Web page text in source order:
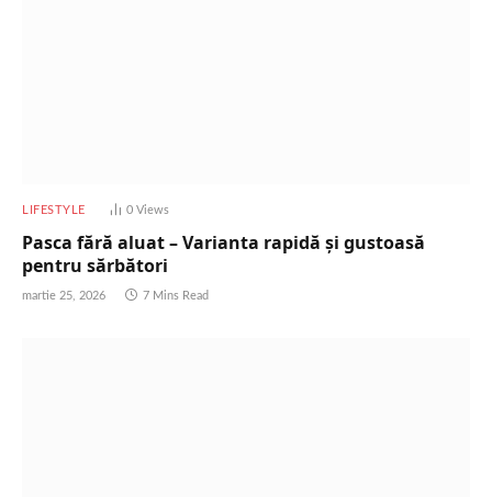
LIFESTYLE 0 Views
Pasca fără aluat – Varianta rapidă și gustoasă
pentru sărbători
martie 25, 2026 7 Mins Read